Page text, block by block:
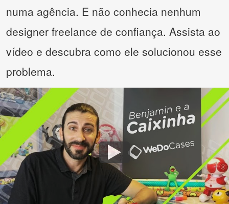
numa agência. E não conhecia nenhum
designer freelance de confiança. Assista ao
vídeo e descubra como ele solucionou esse
problema.